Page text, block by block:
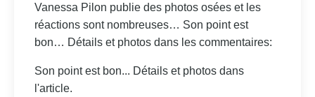
Vanessa Pilon publie des photos osées et les
réactions sont nombreuses… Son point est
bon… Détails et photos dans les commentaires:
Son point est bon... Détails et photos dans
l'article.